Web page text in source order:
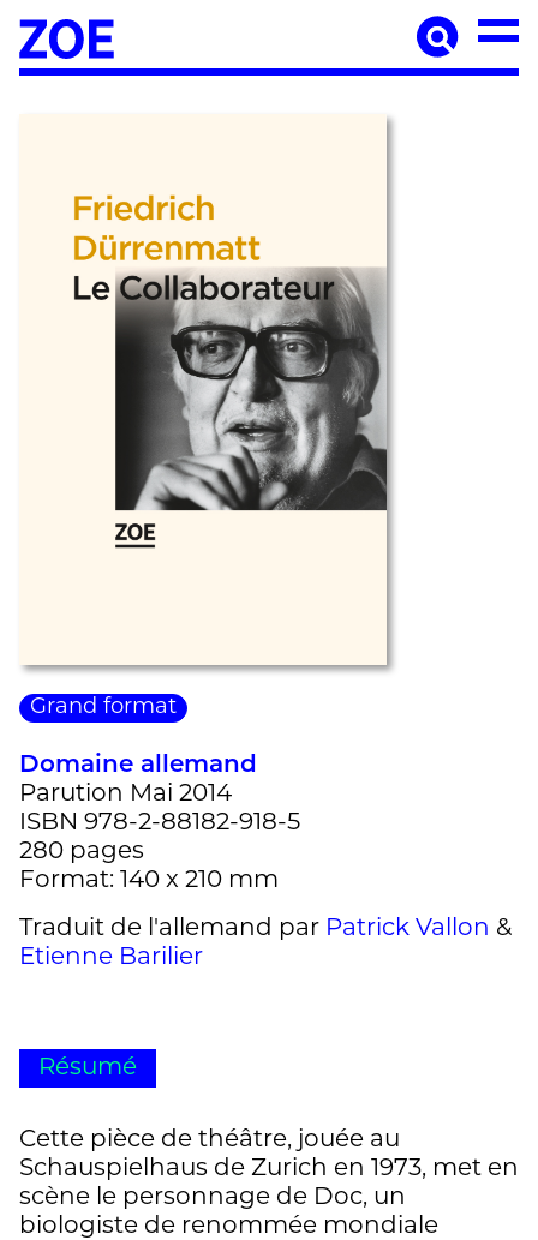
Accueil
À paraître
Agenda
Les éditions Zoé
Diffusion
Médiation culturelle
Foreign rights
Mentions légales
Newsletter
Grand format
Domaine allemand
Parution Mai 2014
ISBN 978-2-88182-918-5
280 pages
Format: 140 x 210 mm
Traduit de l'allemand par Patrick Vallon &
Etienne Barilier
Résumé
Cette pièce de théâtre, jouée au
Schauspielhaus de Zurich en 1973, met en
scène le personnage de Doc, un
biologiste de renommée mondiale